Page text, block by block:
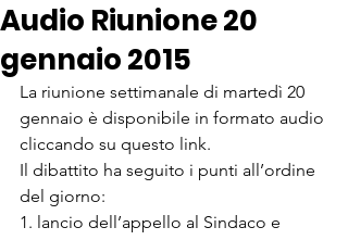
Audio Riunione 20
gennaio 2015
La riunione settimanale di martedì 20
gennaio è disponibile in formato audio
cliccando su questo link.
Il dibattito ha seguito i punti all’ordine
del giorno:
1. lancio dell’appello al Sindaco e